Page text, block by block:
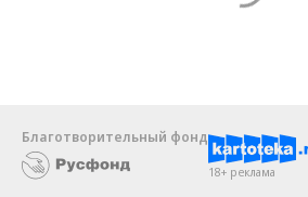
Благотворительный фонд
18+ реклама